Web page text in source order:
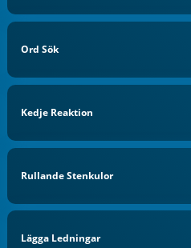
Ord Sök
Kedje Reaktion
Rullande Stenkulor
Lägga Ledningar